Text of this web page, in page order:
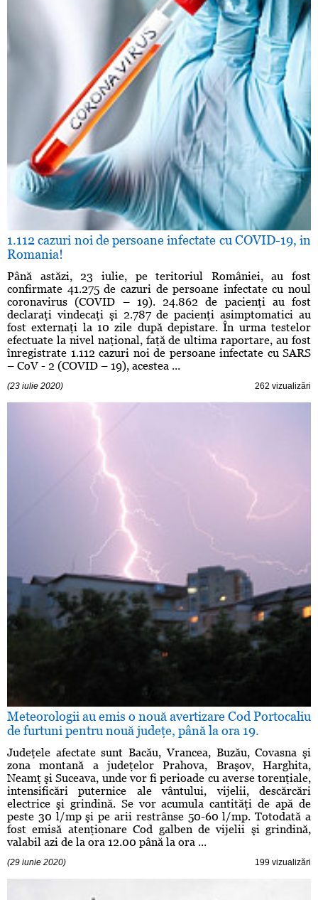
1.112 cazuri noi de persoane infectate cu COVID-19, in
Romania!
Până astăzi, 23 iulie, pe teritoriul României, au fost
confirmate 41.275 de cazuri de persoane infectate cu noul
coronavirus (COVID – 19). 24.862 de pacienţi au fost
declaraţi vindecaţi şi 2.787 de pacienţi asimptomatici au
fost externaţi la 10 zile după depistare. În urma testelor
efectuate la nivel naţional, faţă de ultima raportare, au fost
înregistrate 1.112 cazuri noi de persoane infectate cu SARS
– CoV - 2 (COVID – 19), acestea ...
(23 iulie 2020) 262 vizualizări
Meteorologii au emis o nouă avertizare Cod Portocaliu
de furtuni pentru nouă judeţe, până la ora 19.
Judeţele afectate sunt Bacău, Vrancea, Buzău, Covasna şi
zona montană a judeţelor Prahova, Braşov, Harghita,
Neamţ şi Suceava, unde vor fi perioade cu averse torenţiale,
intensificări puternice ale vântului, vijelii, descărcări
electrice şi grindină. Se vor acumula cantităţi de apă de
peste 30 l/mp şi pe arii restrânse 50-60 l/mp. Totodată a
fost emisă atenţionare Cod galben de vijelii şi grindină,
valabil azi de la ora 12.00 până la ora ...
(29 iunie 2020) 199 vizualizări